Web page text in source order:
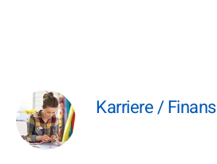
Karriere / Finans